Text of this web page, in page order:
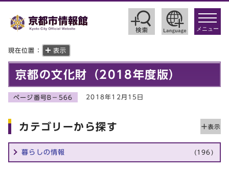
toggle
メニュー
現在位置： 表示
京都の文化財（2018年度版）
ページ番号B－566 2018年12月15日
カテゴリーから探す
暮らしの情報 (196)